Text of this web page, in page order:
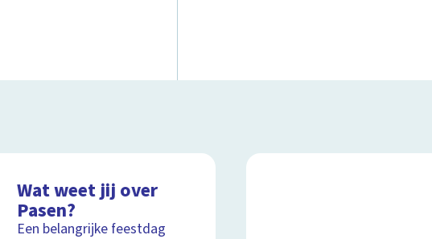
Wat weet jij over
Pasen?
Een belangrijke feestdag